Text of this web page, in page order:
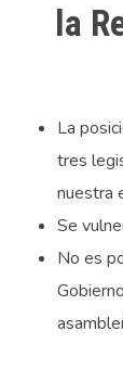
la
La
tres
nuestra
Se
No es